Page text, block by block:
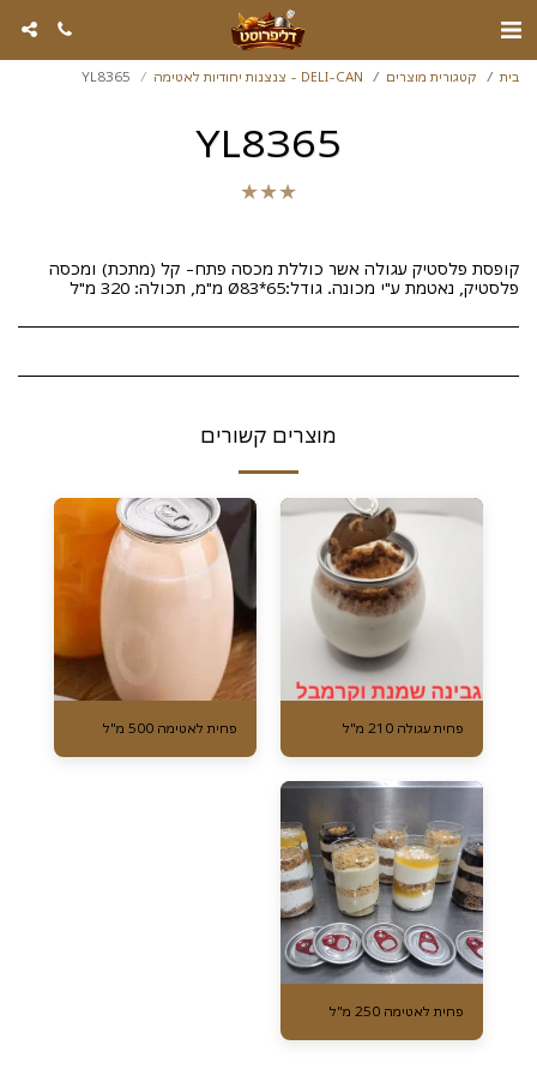
בית קטגורית מוצרים DELI-CAN - צנצנות יחודיות לאטימה YL8365
YL8365
★
★
★
קופסת פלסטיק עגולה אשר כוללת מכסה פתח- קל (מתכת) ומכסה
פלסטיק, נאטמת ע"י מכונה. גודל:Ø83*65 מ"מ, תכולה: 320 מ"ל
מוצרים קשורים
פחית עגולה 210 מ"ל פחית לאטימה 500 מ"ל
פחית לאטימה 250 מ"ל